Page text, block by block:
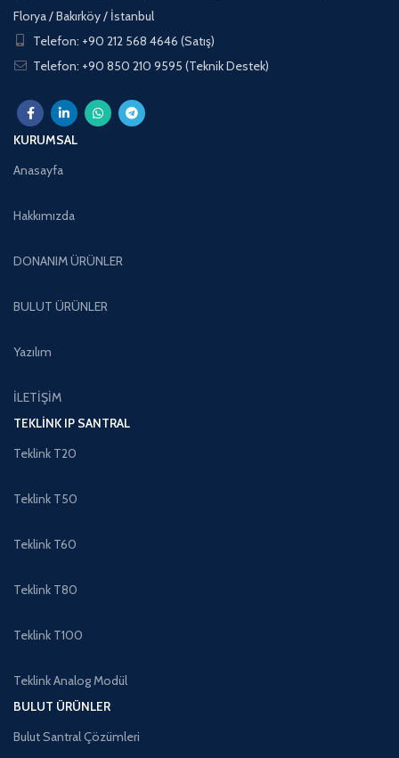
Florya / Bakırköy / İstanbul
Telefon: +90 212 568 4646 (Satış)
Telefon: +90 850 210 9595 (Teknik Destek)
KURUMSAL
Anasayfa
Hakkımızda
DONANIM ÜRÜNLER
BULUT ÜRÜNLER
Yazılım
İLETİŞİM
TEKLINK IP SANTRAL
Teklink T20
Teklink T50
Teklink T60
Teklink T80
Teklink T100
Teklink Analog Modül
BULUT ÜRÜNLER
Bulut Santral Çözümleri